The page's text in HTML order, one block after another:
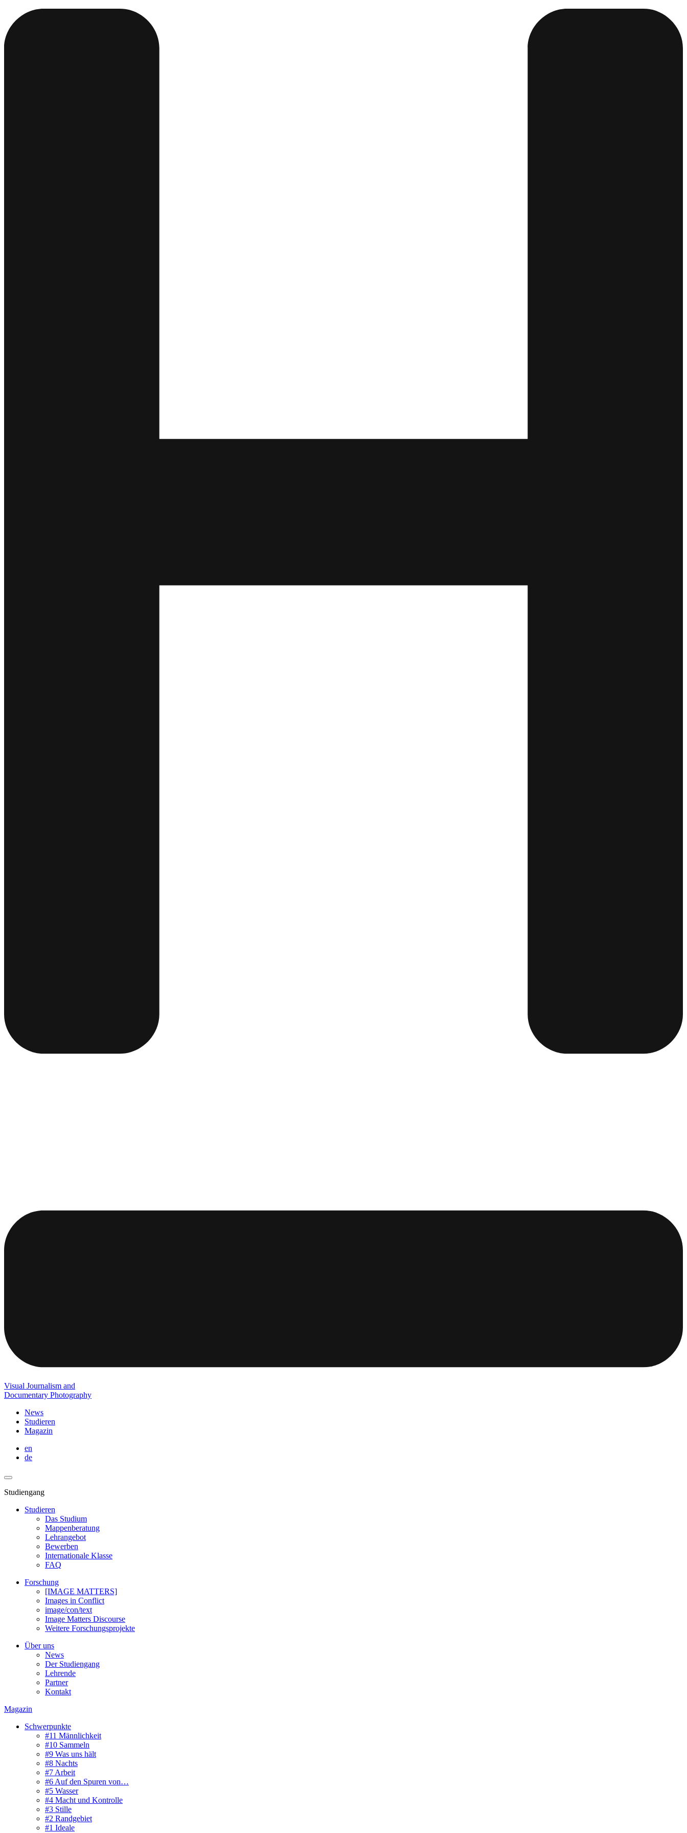
Visual Journalism and
Documentary Photography
News
Studieren
Magazin
en
de
Studiengang
Studieren
Das Studium
Mappenberatung
Lehrangebot
Bewerben
Internationale Klasse
FAQ
Forschung
[IMAGE MATTERS]
Images in Conflict
image/con/text
Image Matters Discourse
Weitere Forschungsprojekte
Über uns
News
Der Studiengang
Lehrende
Partner
Kontakt
Magazin
Schwerpunkte
#11 Männlichkeit
#10 Sammeln
#9 Was uns hält
#8 Nachts
#7 Arbeit
#6 Auf den Spuren von…
#5 Wasser
#4 Macht und Kontrolle
#3 Stille
#2 Randgebiet
#1 Ideale